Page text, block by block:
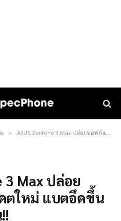
» ASUS Zenfone 3 Max ปล่อยซอฟท์แวร์อัพเดตใหม่ แบตอึดขึ้น สแกนนิ้วเร็วขึ้น!!
3 Max ปล่อย
ตใหม่ แบตอึดขึ้น